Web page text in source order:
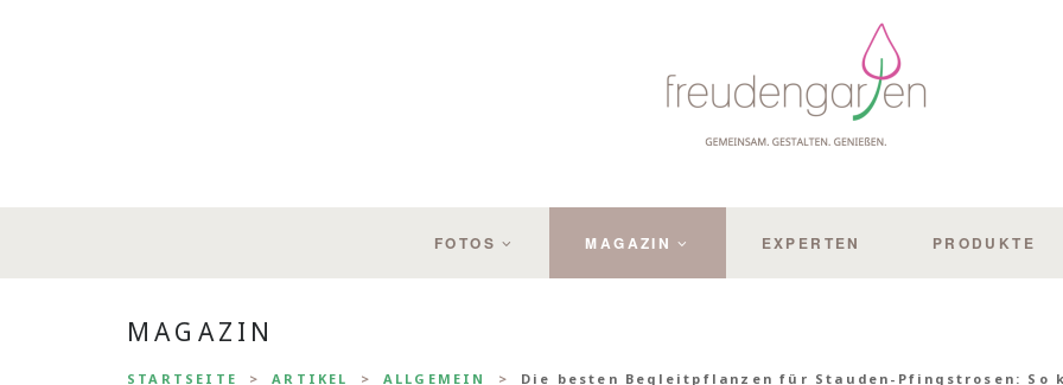
FOTOS MAGAZIN EXPERTEN PRODUKTE
MAGAZIN
STARTSEITE ARTIKEL ALLGEMEIN Die besten Begleitpflanzen für Stauden-Pfingstrosen: So